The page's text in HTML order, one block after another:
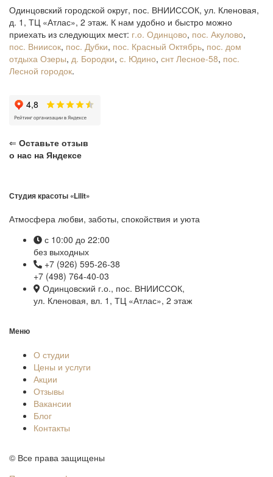
Одинцовский городской округ, пос. ВНИИССОК, ул. Кленовая,
д. 1, ТЦ «Атлас», 2 этаж. К нам удобно и быстро можно
приехать из следующих мест: г.о. Одинцово, пос. Акулово,
пос. Вниисок, пос. Дубки, пос. Красный Октябрь, пос. дом
отдыха Озеры, д. Бородки, с. Юдино, снт Лесное-58, пос.
Лесной городок.
⇐ Оставьте отзыв
о нас на Яндексе
Студия красоты «Lilit»
Атмосфера любви, заботы, спокойствия и уюта
с 10:00 до 22:00
без выходных
+7 (926) 595-26-38
+7 (498) 764-40-03
Одинцовский г.о., пос. ВНИИССОК,
ул. Кленовая, вл. 1, ТЦ «Атлас», 2 этаж
Меню
О студии
Цены и услуги
Акции
Отзывы
Вакансии
Блог
Контакты
© Все права защищены